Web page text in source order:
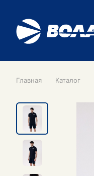
Главная Каталог